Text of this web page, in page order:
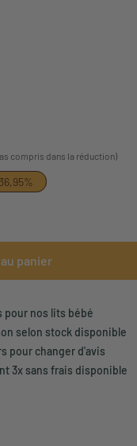
compris dans la réduction)
panier
pour nos lits bébé
selon stock disponible
pour changer d'avis
3x sans frais disponible